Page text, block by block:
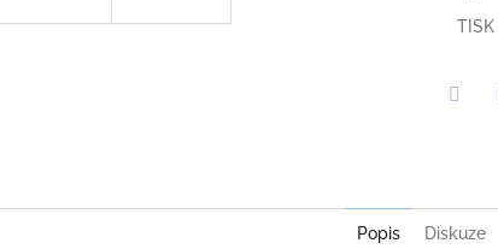
TISK
Popis Diskuze